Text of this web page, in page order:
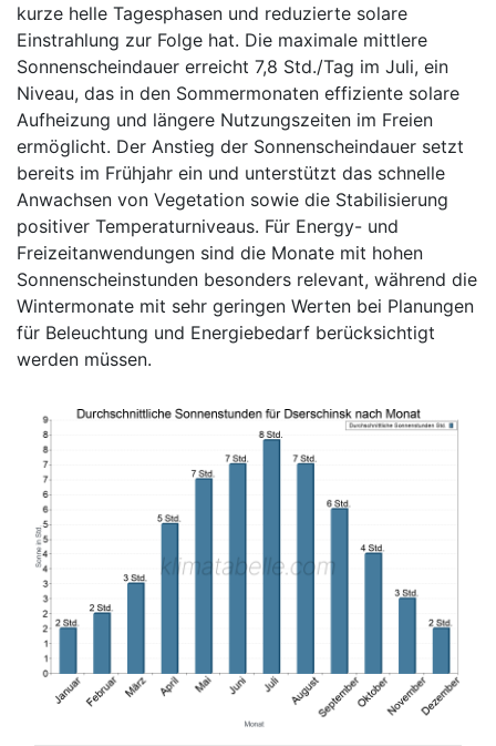
kurze helle Tagesphasen und reduzierte solare
Einstrahlung zur Folge hat. Die maximale mittlere
Sonnenscheindauer erreicht 7,8 Std./Tag im Juli, ein
Niveau, das in den Sommermonaten effiziente solare
Aufheizung und längere Nutzungszeiten im Freien
ermöglicht. Der Anstieg der Sonnenscheindauer setzt
bereits im Frühjahr ein und unterstützt das schnelle
Anwachsen von Vegetation sowie die Stabilisierung
positiver Temperaturniveaus. Für Energy- und
Freizeitanwendungen sind die Monate mit hohen
Sonnenscheinstunden besonders relevant, während die
Wintermonate mit sehr geringen Werten bei Planungen
für Beleuchtung und Energiebedarf berücksichtigt
werden müssen.